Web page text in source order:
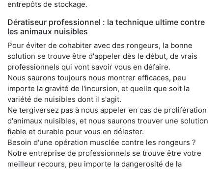
entrepôts de stockage.
Dératiseur professionnel : la technique ultime contre
les animaux nuisibles
Pour éviter de cohabiter avec des rongeurs, la bonne
solution se trouve être d'appeler dès le début, de vrais
professionnels qui vont savoir vous en défaire.
Nous saurons toujours nous montrer efficaces, peu
importe la gravité de l'incursion, et quelle que soit la
variété de nuisibles dont il s'agit.
Ne tergiversez pas à nous appeler en cas de prolifération
d'animaux nuisibles, et nous saurons trouver une solution
fiable et durable pour vous en délester.
Besoin d'une opération musclée contre les rongeurs ?
Notre entreprise de professionnels se trouve être votre
meilleur recours, peu importe la dangerosité de la